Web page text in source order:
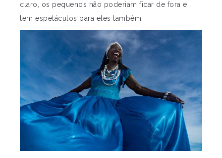
claro, os pequenos não poderiam ficar de fora e
tem espetáculos para eles também.